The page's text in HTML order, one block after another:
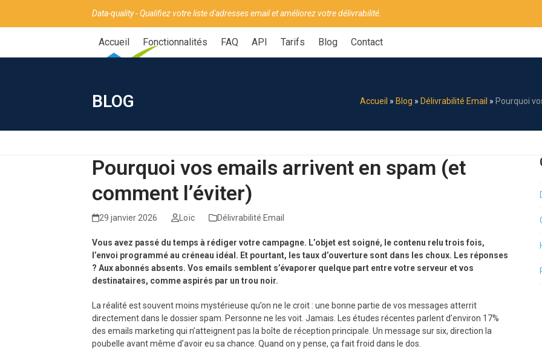
Data-quality - Qualifiez votre liste d'adresses email et améliorez votre délivrabilité.
Accueil Fonctionnalités FAQ API Tarifs Blog Contact
BLOG Accueil » Blog » Délivrabilité Email » Pourquoi
Pourquoi vos emails arrivent en spam (et
comment l’éviter)
29 janvier 2026 Loïc Délivrabilité Email
Vous avez passé du temps à rédiger votre campagne. L’objet est soigné, le contenu relu trois fois,
l’envoi programmé au créneau idéal. Et pourtant, les taux d’ouverture sont dans les choux. Les réponses
? Aux abonnés absents. Vos emails semblent s’évaporer quelque part entre votre serveur et vos
destinataires, comme aspirés par un trou noir.
La réalité est souvent moins mystérieuse qu’on ne le croit : une bonne partie de vos messages atterrit
directement dans le dossier spam. Personne ne les voit. Jamais. Les études récentes parlent d’environ 17%
des emails marketing qui n’atteignent pas la boîte de réception principale. Un message sur six, direction la
poubelle avant même d’avoir eu sa chance. Quand on y pense, ça fait froid dans le dos.